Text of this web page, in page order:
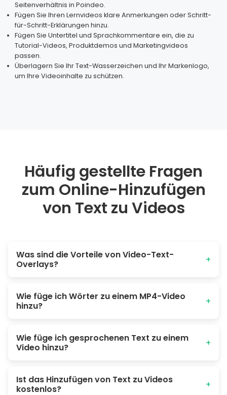
Seitenverhältnis in Poindeo.
Fügen Sie Ihren Lernvideos klare Anmerkungen oder Schritt-
für-Schritt-Erklärungen hinzu.
Fügen Sie Untertitel und Sprachkommentare ein, die zu
Tutorial-Videos, Produktdemos und Marketingvideos
passen.
Überlagern Sie Ihr Text-Wasserzeichen und Ihr Markenlogo,
um Ihre Videoinhalte zu schützen.
Häufig gestellte Fragen
zum Online-Hinzufügen
von Text zu Videos
Was sind die Vorteile von Video-Text-
Overlays?
+
ansprechender. Er hilft dabei, Sprache in Text
umzuwandeln, wichtige Funktionen zu erklären, wichtige
Wie füge ich Wörter zu einem MP4-Video
hinzu?
+
Datei hoch und verwenden Sie das Untertitel-Panel, um
Ihren Text hinzuzufügen und zu gestalten. Keine
Wie füge ich gesprochenen Text zu einem
Video hinzu?
+
oder nehmen Sie eines auf. Klicken Sie auf das Untertitel-
Panel, wählen Sie „Automatischer Untertitel“ und
Ist das Hinzufügen von Text zu Videos
kostenlos?
+